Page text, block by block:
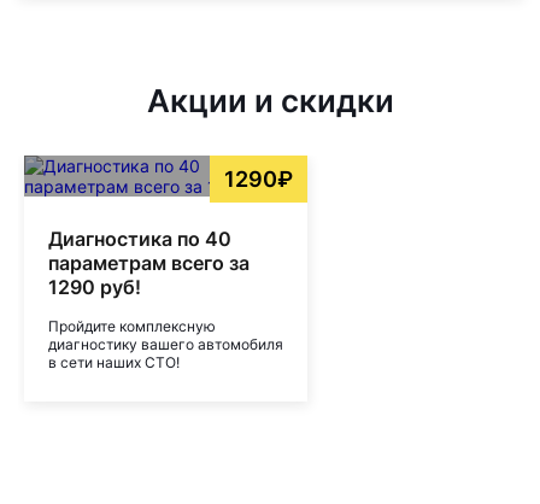
Акции и скидки
1290₽
Диагностика по 40
параметрам всего за
1290 руб!
Пройдите комплексную
диагностику вашего автомобиля
в сети наших СТО!